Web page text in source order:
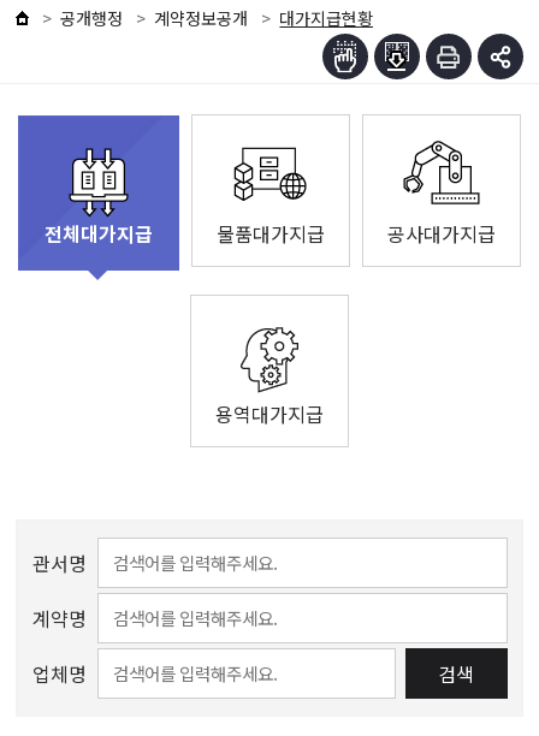
공개행정 계약정보공개 대가지급현황
전체대가지급 물품대가지급 공사대가지급
용역대가지급
관서명
계약명
업체명
검색